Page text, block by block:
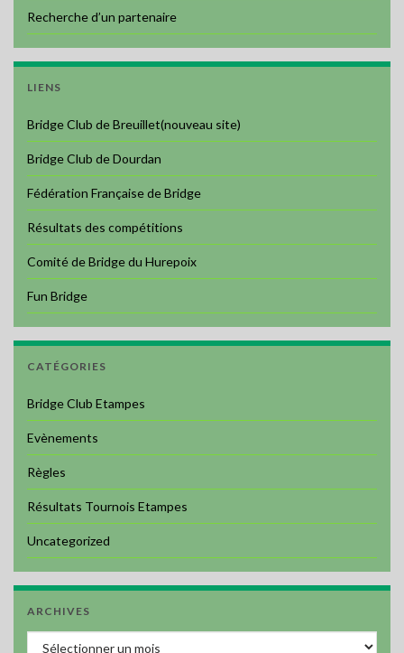
Recherche d’un partenaire
LIENS
Bridge Club de Breuillet(nouveau site)
Bridge Club de Dourdan
Fédération Française de Bridge
Résultats des compétitions
Comité de Bridge du Hurepoix
Fun Bridge
CATÉGORIES
Bridge Club Etampes
Evènements
Règles
Résultats Tournois Etampes
Uncategorized
ARCHIVES
Archives